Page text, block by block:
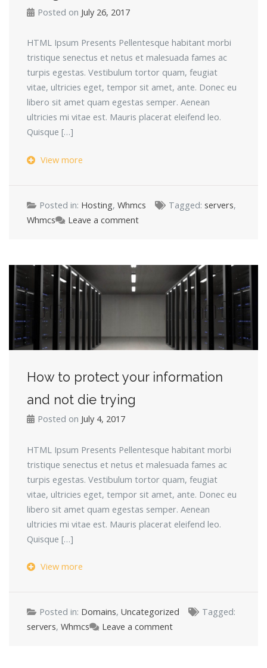
Posted on July 26, 2017
HTML Ipsum Presents Pellentesque habitant morbi
tristique senectus et netus et malesuada fames ac
turpis egestas. Vestibulum tortor quam, feugiat
vitae, ultricies eget, tempor sit amet, ante. Donec eu
libero sit amet quam egestas semper. Aenean
ultricies mi vitae est. Mauris placerat eleifend leo.
Quisque […]
View more
Posted in: Hosting, Whmcs Tagged: servers,
Whmcs
Leave a comment
How to protect your information
and not die trying
Posted on July 4, 2017
HTML Ipsum Presents Pellentesque habitant morbi
tristique senectus et netus et malesuada fames ac
turpis egestas. Vestibulum tortor quam, feugiat
vitae, ultricies eget, tempor sit amet, ante. Donec eu
libero sit amet quam egestas semper. Aenean
ultricies mi vitae est. Mauris placerat eleifend leo.
Quisque […]
View more
Posted in: Domains, Uncategorized
Tagged:
servers, Whmcs Leave a comment